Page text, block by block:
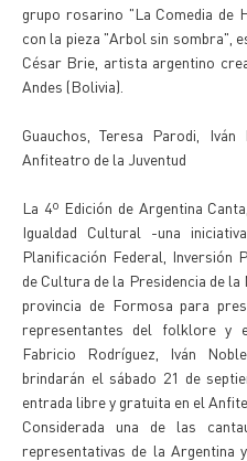
grupo rosarino "La Comedia de
con la pieza "Arbol sin sombra",
César Brie, artista argentino
Andes (Bolivia).
Guauchos, Teresa Parodi,
Anfiteatro de la Juventud
La 4º Edición de Argentina
Igualdad Cultural -una
Planificación Federal, Inversión
de Cultura de la Presidencia de
provincia de Formosa para
representantes del folklore y
Fabricio Rodríguez, Iván
brindarán el sábado 21 de
entrada libre y gratuita en el
Considerada una de las
representativas de la Argentina